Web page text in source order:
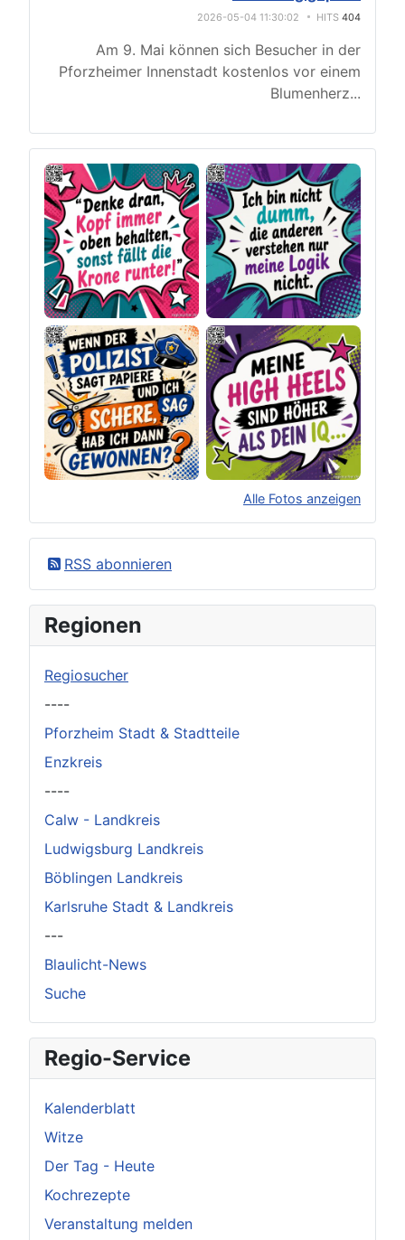
2026-05-04 11:30:02 HITS 404
Am 9. Mai können sich Besucher in der
Pforzheimer Innenstadt kostenlos vor einem
Blumenherz...
Alle Fotos anzeigen
RSS abonnieren
Regionen
Regiosucher
----
Pforzheim Stadt & Stadtteile
Enzkreis
----
Calw - Landkreis
Ludwigsburg Landkreis
Böblingen Landkreis
Karlsruhe Stadt & Landkreis
---
Blaulicht-News
Suche
Regio-Service
Kalenderblatt
Witze
Der Tag - Heute
Kochrezepte
Veranstaltung melden